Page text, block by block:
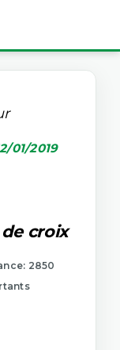
01/2019
croix
2850